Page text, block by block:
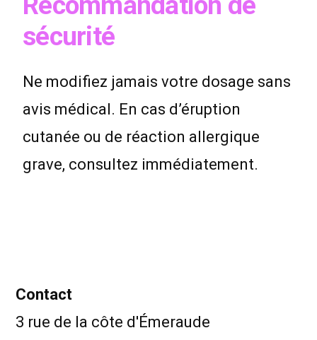
sécurité
Ne modifiez jamais votre dosage sans
avis médical. En cas d’éruption
cutanée ou de réaction allergique
grave, consultez immédiatement.
Contact
3 rue de la côte d'Émeraude